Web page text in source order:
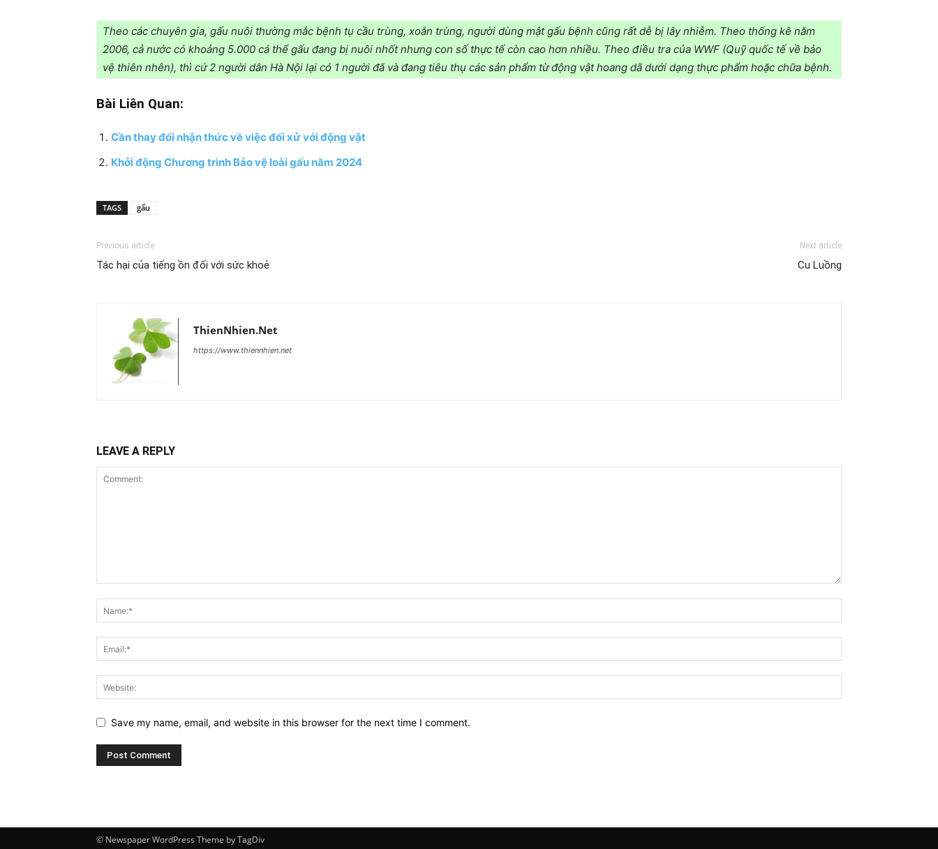
Theo các chuyên gia, gấu nuôi thường mắc bệnh tụ cầu trùng, xoắn trùng, người dùng mật gấu bệnh cũng rất dễ bị lây nhiễm. Theo thống kê năm
2006, cả nước có khoảng 5.000 cá thể gấu đang bị nuôi nhốt nhưng con số thực tế còn cao hơn nhiều. Theo điều tra của WWF (Quỹ quốc tế về bảo
vệ thiên nhên), thì cứ 2 người dân Hà Nội lại có 1 người đã và đang tiêu thụ các sản phẩm từ động vật hoang dã dưới dạng thực phẩm hoặc chữa bệnh.
Bài Liên Quan:
Cần thay đổi nhận thức về việc đối xử với động vật
Khởi động Chương trình Bảo vệ loài gấu năm 2024
TAGS gấu
Previous article
Tác hại của tiếng ồn đối với sức khoẻ
Next article
Cu Luồng
ThienNhien.Net
https://www.thiennhien.net
LEAVE A REPLY
Save my name, email, and website in this browser for the next time I comment.
© Newspaper WordPress Theme by TagDiv